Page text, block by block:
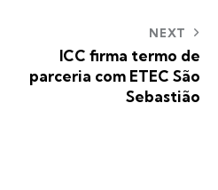
NEXT
ICC firma termo de
parceria com ETEC São
Sebastião